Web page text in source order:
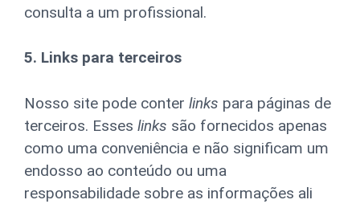
consulta a um profissional.
5. Links para terceiros
Nosso site pode conter links para páginas de
terceiros. Esses links são fornecidos apenas
como uma conveniência e não significam um
endosso ao conteúdo ou uma
responsabilidade sobre as informações ali